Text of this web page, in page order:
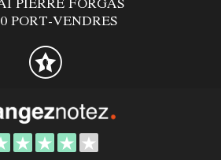
PORT-VENDRES